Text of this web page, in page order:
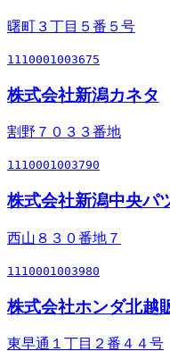
曙町３丁目５番５号
1110001003675
株式会社新潟カネタ
割野７０３３番地
1110001003790
株式会社新潟中央パ
西山８３０番地７
1110001003980
株式会社ホンダ北越
東早通１丁目２番４４号